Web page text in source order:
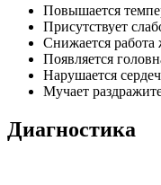
Повышается
Присутствует
Снижается работа
Появляется
Нарушается
Мучает
Диагностика